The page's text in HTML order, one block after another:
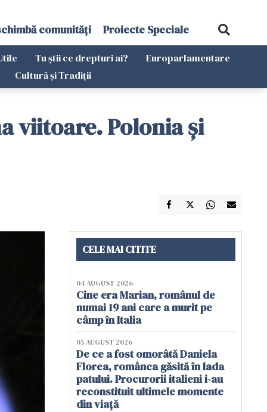
comunități Proiecte Speciale
Tu știi ce drepturi ai?
Europarlamentare
Cultură și Tradiții
viitoare. Polonia și
CELE MAI CITITE
04 AUGUST 2026
Cine era Marian, românul de
numai 19 ani care a murit pe
câmp în Italia
05 AUGUST 2026
De ce a fost omorâtă Daniela
Florea, românca găsită în lada
patului. Procurorii italieni i-au
reconstituit ultimele momente
din viață